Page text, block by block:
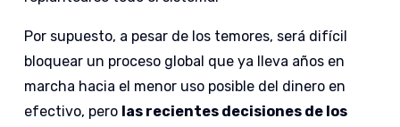
Por supuesto, a pesar de los temores, será difícil
bloquear un proceso global que ya lleva años en
marcha hacia el menor uso posible del dinero en
efectivo, pero las recientes decisiones de los